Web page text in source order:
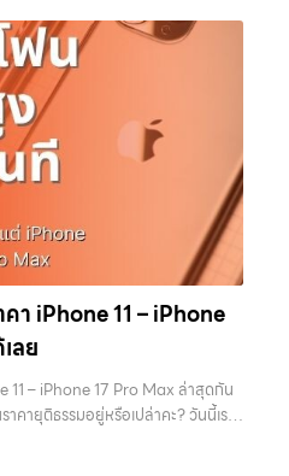
หรือมีรอยบ้าง เพราะมูลค่าของเครื่อง
ริง ความครบชุด และความสะดวกใน
นเขต ลาดพร้าว, รัชดา, บางรัก,
า, บางนา, บางพลี, เกษตรนวมินทร์,
จะค้นหาคำว่า “รับซื้อมือถือใกล้ฉัน”,
iPad ได้ราคา”, “รับซื้อแท็บเล็ต
มือสอง ราคาสูง” — ที่นี่คือคำตอบ
รับราคาและความสะดวกสบายที่เหนือ
ณไว้วางใจ พร้อมทีมงานที่พร้อม
สภาพอย่างมืออาชีพ และจ่ายเงินทันที
เป็นเรื่องง่ายขึ้น ดีกว่า รวดเร็วกว่า
ชี่ยวชาญด้านการให้บริการ รับซื้อมือถือ
ทุกยี่ห้อ ในราคาสูง พร้อมจ่ายเงิน
รัชดา, บางรัก, แจ้งวัฒนะ, บางแค,
บางพลี, เกษตรนวมินทร์, เสนานิคม,
พท์, รับซื้อแมคบุค, รับซื้อโน๊ตบุ๊ค, รับ
นค้าไอที กรุงเทพฯ – เราพร้อมให้
ธีเตรียม iPhone แบบครบทุกขั้นตอน
วยเพิ่มมูลค่าเครื่องแบบที่หลายคนมอง
าคาดีขึ้นมีสูงอย่างชัดเจน ทำไมการเต
าต้องเข้าใจก่อนว่าทำไมร้านรับซื้อถึง
สำหรับร้านหรือผู้รับซื้อ iPhone สิ่งที่
” หากเครื่องที่รับมาสามารถนำไปขาย
ไม่ต้องลบข้อมูล ไม่ต้องซ่อมเพิ่ม ความ
บในราคาที่สูงขึ้น ในทางกลับกัน ถ้า
หรือสภาพดูไม่เรียบร้อย ร้านจะต้อง
ถูกนำไปหักออกจากราคาที่เสนอให้กับ
อยก่อนล้างเครื่อง ขั้นตอนแรกที่ควร
ลังจากล้างเครื่องแล้ว ข้อมูลทั้งหมดจะ
าพ รายชื่อ เบอร์โทร หรือแชทต่างๆ
ายเร็ว แต่สุดท้ายต้องกลับมาเสีย
สำรองข้อมูลได้ผ่าน iCloud หรือผ่าน
ะดวก iCloud จะเป็นตัวเลือกที่ง่าย
า iPhone 11 – iPhone
ลย
11 – iPhone 17 Pro Max ล่าสุดกัน
คายุติธรรมอยู่หรือเปล่าคะ? วันนี้เรา